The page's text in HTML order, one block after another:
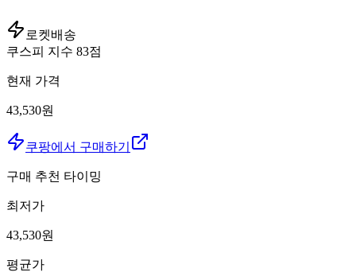
로켓배송
쿠스피 지수 83점
현재 가격
43,530원
쿠팡에서 구매하기
구매 추천 타이밍
최저가
43,530원
평균가